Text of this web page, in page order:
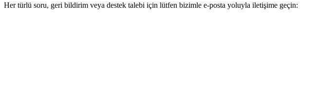
Her türlü soru, geri bildirim veya destek talebi için lütfen bizimle e-posta yoluyla iletişime geçin: